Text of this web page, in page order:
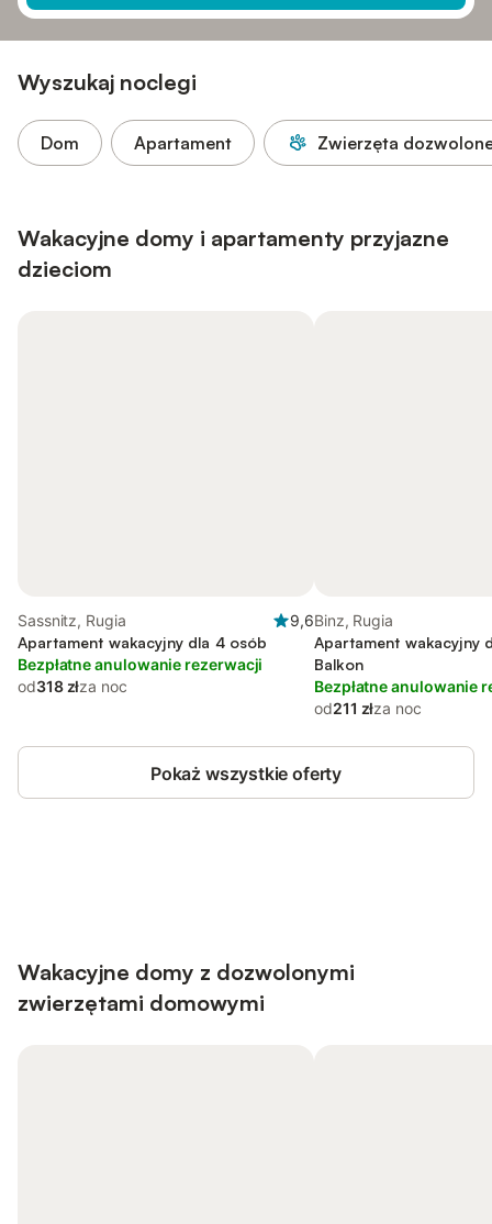
Wyszukaj noclegi
Dom Apartament Zwierzęta
Wakacyjne domy i apartamenty przyjazne
dzieciom
Sassnitz, Rugia
9,6
Apartament wakacyjny dla 4 osób
Bezpłatne anulowanie rezerwacji
od318 złza noc
Binz, Rugia
Apartament wakacyjny
Balkon
Bezpłatne anulowanie
od211 złza noc
Pokaż wszystkie oferty
Wakacyjne domy z dozwolonymi
zwierzętami domowymi